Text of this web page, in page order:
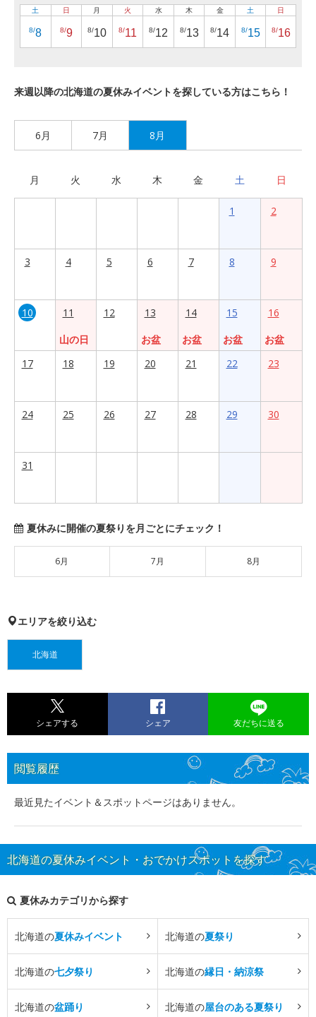
土
8/8
日
8/9
月
8/10
火
8/11
水
8/12
木
8/13
金
8/14
土
8/15
日
8/16
来週以降の北海道の夏休みイベントを探している方はこちら！
6月 7月 8月
月 火 水 木 金 土 日
1 2
3 4 5 6 7 8 9
10
11
山の日
12
13
お盆
14
お盆
15
お盆
16
お盆
17
18 19 20 21 22 23
24 25 26 27 28 29 30
31
夏休みに開催の夏祭りを月ごとにチェック！
6月 7月 8月
エリアを絞り込む
北海道
シェアする シェア 友だちに送る
閲覧履歴
最近見たイベント＆スポットページはありません。
北海道の夏休みイベント・おでかけスポットを探す
夏休みカテゴリから探す
北海道の夏休みイベント 北海道の夏祭り
北海道の七夕祭り 北海道の縁日・納涼祭
北海道の盆踊り 北海道の屋台のある夏祭り